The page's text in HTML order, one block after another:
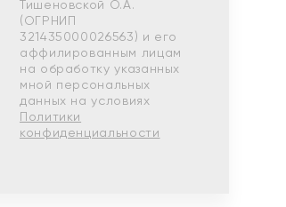
Тишеновской О.А.
(ОГРНИП
321435000026563) и его
аффилированным лицам
на обработку указанных
мной персональных
данных на условиях
Политики
конфиденциальности